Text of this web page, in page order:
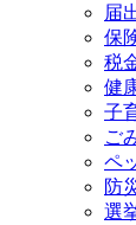
届
保
税
健
子
ご
ペ
防
選